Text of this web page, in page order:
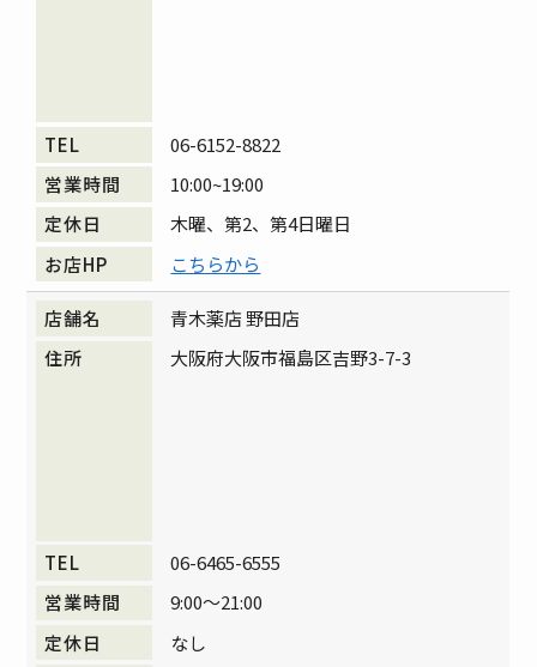
06-6152-8822
10:00~19:00
木曜、第2、第4日曜日
こちらから
青木薬店 野田店
大阪府大阪市福島区吉野3-7-3
06-6465-6555
9:00～21:00
なし